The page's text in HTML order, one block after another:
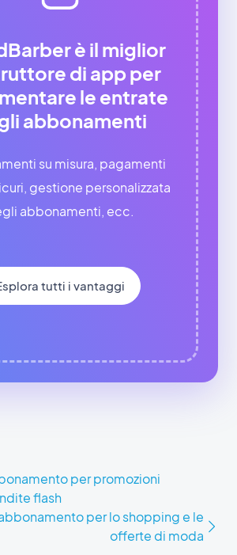
è il miglior
di app per
le entrate
abbonamenti
su misura, pagamenti
gestione personalizzata
abbonamenti, ecc.
tutti i vantaggi
per promozioni
flash
per lo shopping e le
offerte di moda